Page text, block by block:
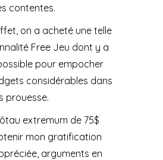
contentes.
on a acheté une telle
Free Jeu dont y a
pour empocher
considérables dans
prouesse.
extremum de 75$
mon gratification
arguments en